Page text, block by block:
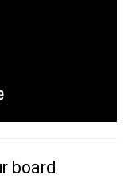
board